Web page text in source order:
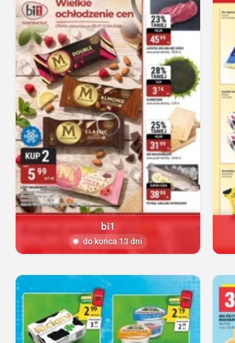
bi1
do końca 13 dni